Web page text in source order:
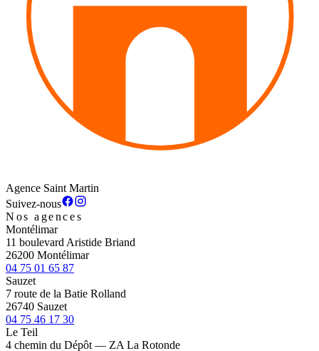
Agence Saint Martin
Suivez-nous
Nos agences
Montélimar
11 boulevard Aristide Briand
26200 Montélimar
04 75 01 65 87
Sauzet
7 route de la Batie Rolland
26740 Sauzet
04 75 46 17 30
Le Teil
4 chemin du Dépôt — ZA La Rotonde